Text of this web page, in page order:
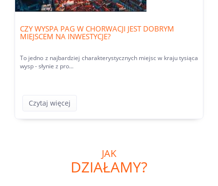
CZY WYSPA PAG W CHORWACJI JEST DOBRYM
MIEJSCEM NA INWESTYCJE?
To jedno z najbardziej charakterystycznych miejsc w kraju tysiąca
wysp - słynie z pro...
Czytaj więcej
JAK
DZIAŁAMY?